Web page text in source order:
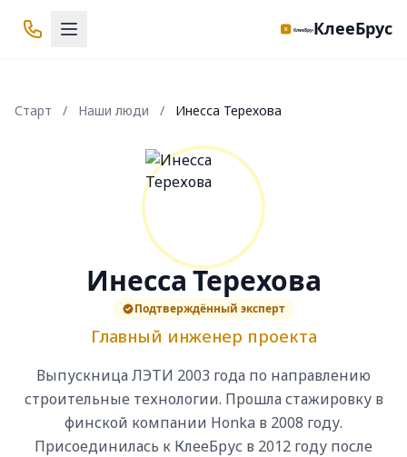
КлееБрус
Старт / Наши люди / Инесса Терехова
Инесса Терехова
Подтверждённый эксперт
Главный инженер проекта
Выпускница ЛЭТИ 2003 года по направлению
строительные технологии. Прошла стажировку в
финской компании Honka в 2008 году.
Присоединилась к КлееБрус в 2012 году после